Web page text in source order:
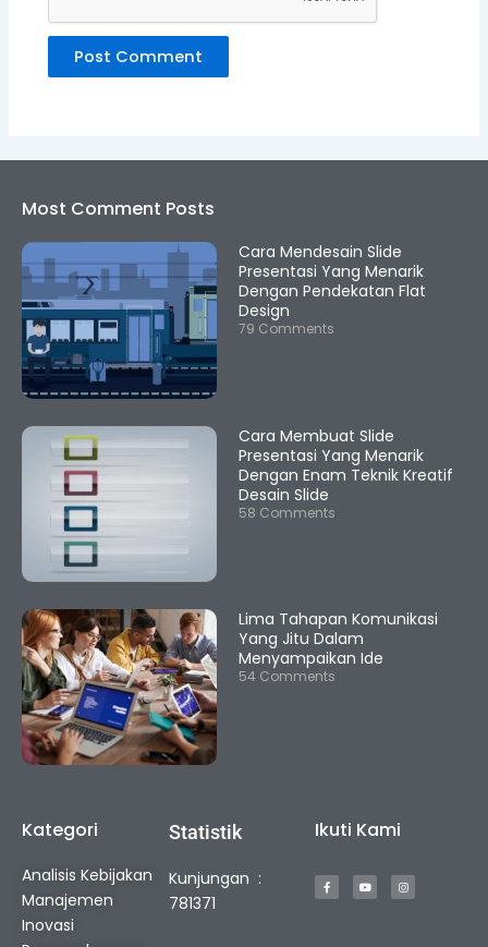
Most Comment Posts
Cara Mendesain Slide
Presentasi Yang Menarik
Dengan Pendekatan Flat
Design
79 Comments
Cara Membuat Slide
Presentasi Yang Menarik
Dengan Enam Teknik Kreatif
Desain Slide
58 Comments
Lima Tahapan Komunikasi
Yang Jitu Dalam
Menyampaikan Ide
54 Comments
Kategori
Analisis Kebijakan
Manajemen
Inovasi
Statistik
Kunjungan :
781371
Ikuti Kami
a
c
e
o
u
t
n
s
t